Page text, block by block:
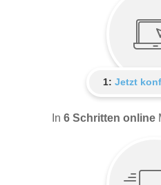
1: Jetzt
In 6 Schritten online